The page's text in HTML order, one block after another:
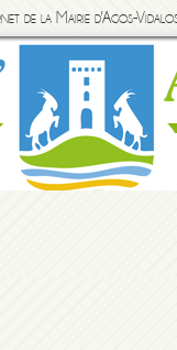
de la Mairie d'Agos-